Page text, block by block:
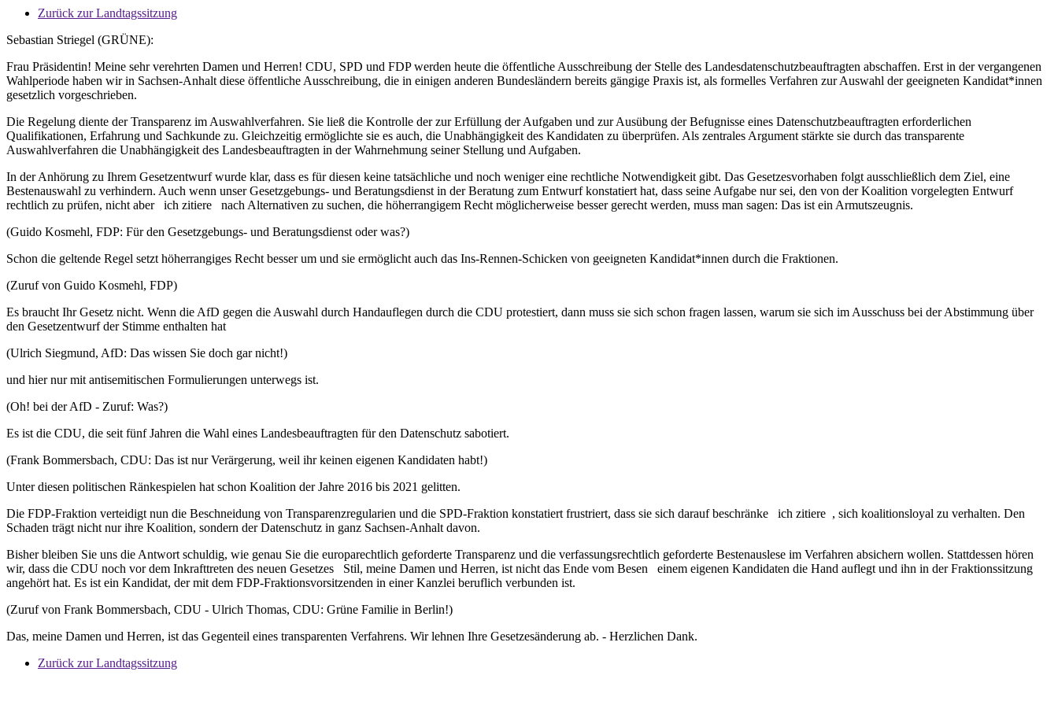
Zurück zur Landtagssitzung
Sebastian Striegel (GRÜNE):
Frau Präsidentin! Meine sehr verehrten Damen und Herren! CDU, SPD und FDP werden heute die öffentliche Ausschreibung der Stelle des Landesdatenschutzbeauftragten abschaffen. Erst in der vergangenen
Wahlperiode haben wir in Sachsen-Anhalt diese öffentliche Ausschreibung, die in einigen anderen Bundesländern bereits gängige Praxis ist, als formelles Verfahren zur Auswahl der geeigneten Kandidat*innen
gesetzlich vorgeschrieben.
Die Regelung diente der Transparenz im Auswahlverfahren. Sie ließ die Kontrolle der zur Erfüllung der Aufgaben und zur Ausübung der Befugnisse eines Datenschutzbeauftragten erforderlichen
Qualifikationen, Erfahrung und Sachkunde zu. Gleichzeitig ermöglichte sie es auch, die Unabhängigkeit des Kandidaten zu überprüfen. Als zentrales Argument stärkte sie durch das transparente
Auswahlverfahren die Unabhängigkeit des Landesbeauftragten in der Wahrnehmung seiner Stellung und Aufgaben.
In der Anhörung zu Ihrem Gesetzentwurf wurde klar, dass es für diesen keine tatsächliche und noch weniger eine rechtliche Notwendigkeit gibt. Das Gesetzesvorhaben folgt ausschließlich dem Ziel, eine
Bestenauswahl zu verhindern. Auch wenn unser Gesetzgebungs- und Beratungsdienst in der Beratung zum Entwurf konstatiert hat, dass seine Aufgabe nur sei, den von der Koalition vorgelegten Entwurf
rechtlich zu prüfen, nicht aber ich zitiere nach Alternativen zu suchen, die höherrangigem Recht möglicherweise besser gerecht werden, muss man sagen: Das ist ein Armutszeugnis.
(Guido Kosmehl, FDP: Für den Gesetzgebungs- und Beratungsdienst oder was?)
Schon die geltende Regel setzt höherrangiges Recht besser um und sie ermöglicht auch das Ins-Rennen-Schicken von geeigneten Kandidat*innen durch die Fraktionen.
(Zuruf von Guido Kosmehl, FDP)
Es braucht Ihr Gesetz nicht. Wenn die AfD gegen die Auswahl durch Handauflegen durch die CDU protestiert, dann muss sie sich schon fragen lassen, warum sie sich im Ausschuss bei der Abstimmung über
den Gesetzentwurf der Stimme enthalten hat
(Ulrich Siegmund, AfD: Das wissen Sie doch gar nicht!)
und hier nur mit antisemitischen Formulierungen unterwegs ist.
(Oh! bei der AfD - Zuruf: Was?)
Es ist die CDU, die seit fünf Jahren die Wahl eines Landesbeauftragten für den Datenschutz sabotiert.
(Frank Bommersbach, CDU: Das ist nur Verärgerung, weil ihr keinen eigenen Kandidaten habt!)
Unter diesen politischen Ränkespielen hat schon Koalition der Jahre 2016 bis 2021 gelitten.
Die FDP-Fraktion verteidigt nun die Beschneidung von Transparenzregularien und die SPD-Fraktion konstatiert frustriert, dass sie sich darauf beschränke ich zitiere , sich koalitionsloyal zu verhalten. Den
Schaden trägt nicht nur ihre Koalition, sondern der Datenschutz in ganz Sachsen-Anhalt davon.
Bisher bleiben Sie uns die Antwort schuldig, wie genau Sie die europarechtlich geforderte Transparenz und die verfassungsrechtlich geforderte Bestenauslese im Verfahren absichern wollen. Stattdessen hören
wir, dass die CDU noch vor dem Inkrafttreten des neuen Gesetzes Stil, meine Damen und Herren, ist nicht das Ende vom Besen einem eigenen Kandidaten die Hand auflegt und ihn in der Fraktionssitzung
angehört hat. Es ist ein Kandidat, der mit dem FDP-Fraktionsvorsitzenden in einer Kanzlei beruflich verbunden ist.
(Zuruf von Frank Bommersbach, CDU - Ulrich Thomas, CDU: Grüne Familie in Berlin!)
Das, meine Damen und Herren, ist das Gegenteil eines transparenten Verfahrens. Wir lehnen Ihre Gesetzesänderung ab. - Herzlichen Dank.
Zurück zur Landtagssitzung